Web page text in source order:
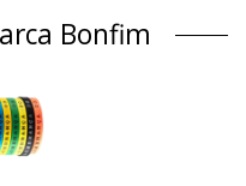
producto
15-PINK
Bonfim